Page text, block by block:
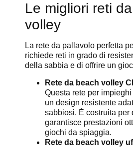
Le migliori reti
volley
La rete da pallavolo perfetta
richiede reti in grado di
della sabbia e di offrire un
Rete da beach volley
Questa rete per
un design resistente
sabbiosi. È costruita per
garantisce prestazioni
giochi da spiaggia.
Rete da beach volley